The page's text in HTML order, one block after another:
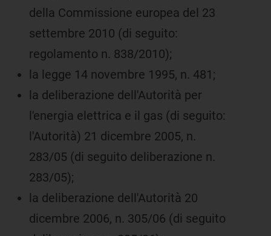
della Commissione europea del 23
settembre 2010 (di seguito:
regolamento n. 838/2010);
la legge 14 novembre 1995, n. 481;
la deliberazione dell'Autorità per
l'energia elettrica e il gas (di seguito:
l'Autorità) 21 dicembre 2005, n.
283/05 (di seguito deliberazione n.
283/05);
la deliberazione dell'Autorità 20
dicembre 2006, n. 305/06 (di seguito